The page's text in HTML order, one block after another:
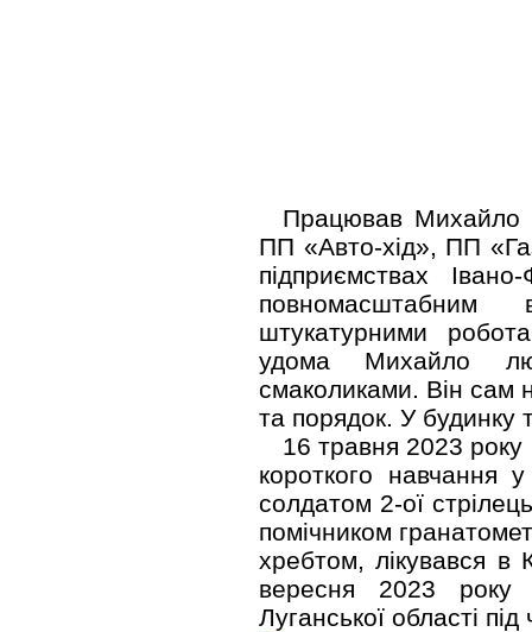
Працював Михайло
ПП «Авто-хід», ПП
підприємствах
повномасштабним
штукатурними
удома Михайло
смаколиками. Він сам
та порядок. У будинку
16 травня 2023
короткого навчання
солдатом 2-ої
помічником
хребтом, лікувався в
вересня 2023 року
Луганської області